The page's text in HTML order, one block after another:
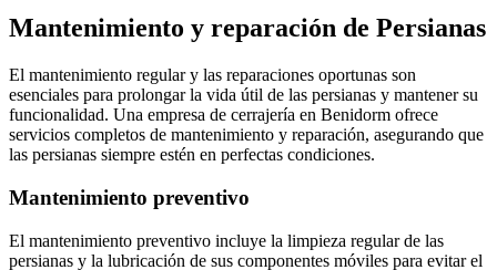
Mantenimiento y reparación de Persianas
El mantenimiento regular y las reparaciones oportunas son
esenciales para prolongar la vida útil de las persianas y mantener su
funcionalidad. Una empresa de cerrajería en Benidorm ofrece
servicios completos de mantenimiento y reparación, asegurando que
las persianas siempre estén en perfectas condiciones.
Mantenimiento preventivo
El mantenimiento preventivo incluye la limpieza regular de las
persianas y la lubricación de sus componentes móviles para evitar el